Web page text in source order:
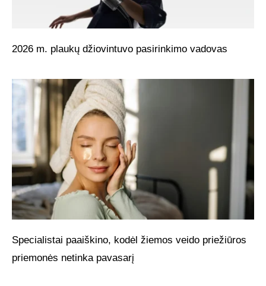
2026 m. plaukų džiovintuvo pasirinkimo vadovas
Specialistai paaiškino, kodėl žiemos veido priežiūros
priemonės netinka pavasarį